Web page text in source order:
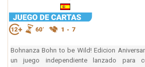
Bohnanza Bohn to be Wild! Edicion
un juego independiente lanzado para